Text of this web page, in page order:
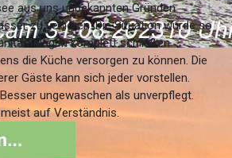
aus uns unbekannten Gründen
zu verlieren. Die Situation wurde so
komplett schließen
die Küche versorgen zu können. Die
Gäste kann sich jeder vorstellen.
ungewaschen als unverpflegt.
auf Verständnis.